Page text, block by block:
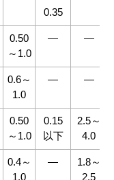
0.35
0.50
～1.0
― ―
0.6～
1.0
― ―
0.50
～1.0
0.15
以下
2.5～
4.0
0.4～
1.0
―
1.8～
2.5